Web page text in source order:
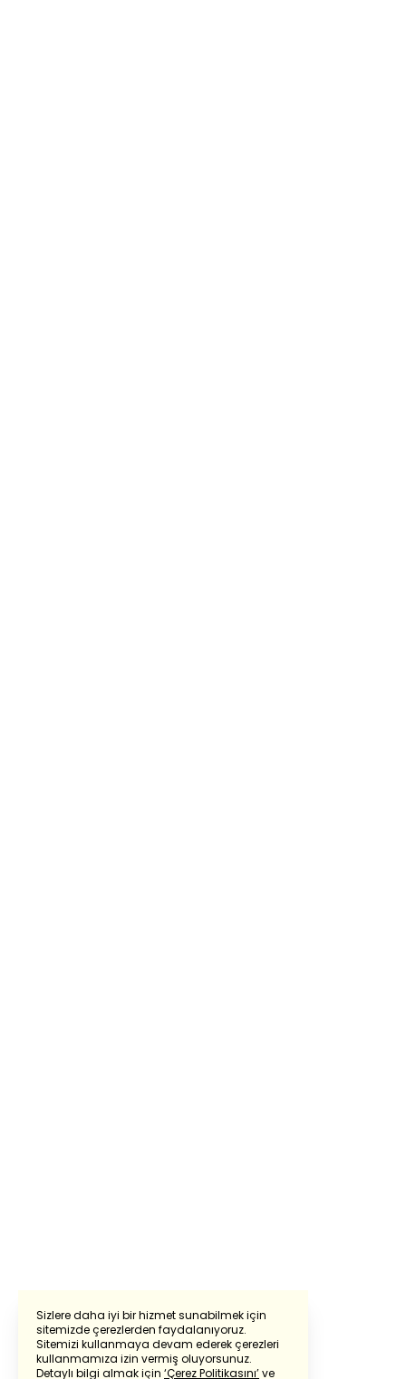
Sizlere daha iyi bir hizmet sunabilmek için
sitemizde çerezlerden faydalanıyoruz.
Sitemizi kullanmaya devam ederek çerezleri
kullanmamıza izin vermiş oluyorsunuz.
Detaylı bilgi almak için ‘Çerez Politikasını’ve
Powered by Translate